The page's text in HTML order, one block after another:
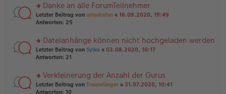
tr
a
g
e
n
er
tr
a
g
n
g
el
e
n
er
tr
a
rs
te
n
g
el
e
n
er
Danke an alle ForumTeilnehmer
Letzter Beitrag von urlaubsfan « 16.09.2020, 19:49
Antworten: 25
rs
te
n
g
Dateianhänge können nicht hochgeladen werden
Letzter Beitrag von Sylke « 03.08.2020, 10:17
Antworten: 21
rs
te
Verkleinerung der Anzahl der Gurus
Letzter Beitrag von Traumfänger « 31.07.2020, 10:41
Antworten: 10